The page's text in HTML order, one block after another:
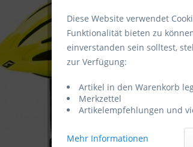
Diese Website verwendet
Funktionalität bieten zu
einverstanden sein solltest,
zur Verfügung:
Artikel in den Warenkorb
Merkzettel
Artikelempfehlungen und
Mehr Informationen